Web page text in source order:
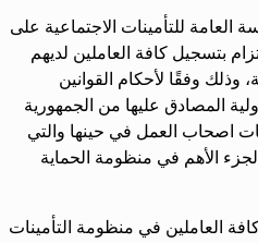
العامة للتأمينات الاجتماعية على
بتسجيل كافة العاملين لديهم
وذلك وفقًا لأحكام القوانين
المصادق عليها من الجمهورية
اصحاب العمل في حينها والتي
الأهم في منظومة الحماية
العاملين في منظومة التأمينات